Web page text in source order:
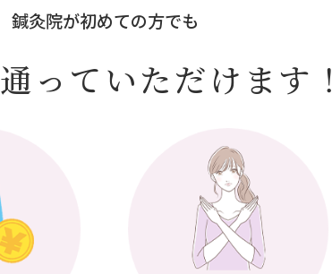
鍼灸院が初めての方でも
通っていただけます！